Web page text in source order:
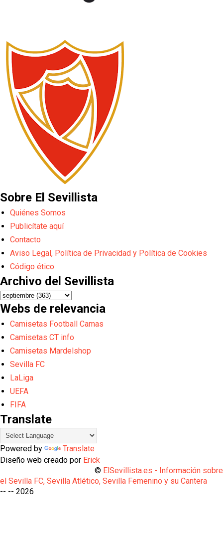
Sobre El Sevillista
Quiénes Somos
Publicítate aquí
Contacto
Aviso Legal, Política de Privacidad y Política de Cookies
Código ético
Archivo del Sevillista
Webs de relevancia
Camisetas Football Camas
Camisetas CT info
Camisetas Mardelshop
Sevilla FC
LaLiga
UEFA
FIFA
Translate
Powered by
Translate
Diseño web creado por Erick
© ElSevillista.es - Información sobre
el Sevilla FC, Sevilla Atlético, Sevilla Femenino y su Cantera
-- -- 2026